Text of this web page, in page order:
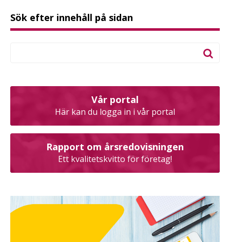
Sök efter innehåll på sidan
Vår portal
Här kan du logga in i vår portal
Rapport om årsredovisningen
Ett kvalitetskvitto för företag!